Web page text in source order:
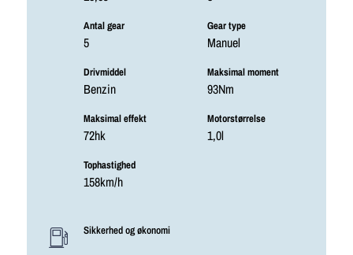
Antal gear
5
Gear type
Manuel
Drivmiddel
Benzin
Maksimal moment
93Nm
Maksimal effekt
72hk
Motorstørrelse
1,0l
Tophastighed
158km/h
Sikkerhed og økonomi